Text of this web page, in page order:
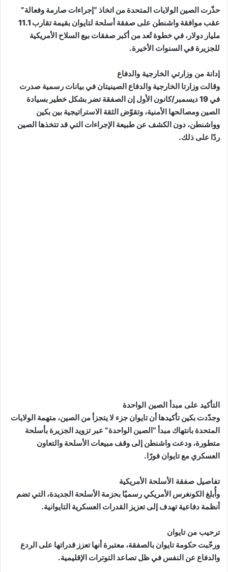
حذّرت الصين الولايات المتحدة من اتخاذ “إجراءات صارمة وفعالة”
عقب موافقة واشنطن على صفقة أسلحة لتايوان بقيمة تقارب 11.1
مليار دولار، في خطوة تُعد من أكبر صفقات بيع السلاح الأمريكية
للجزيرة في السنوات الأخيرة.
إدانة من وزارتي الخارجية والدفاع
وقالت وزارتا الخارجية والدفاع الصينيتان في بيانات رسمية صدرت
في 19 ديسمبر/كانون الأول إن الصفقة تضر بشكل خطير بسيادة
الصين ومصالحها الأمنية، وتقوّض الثقة الاستراتيجية بين بكين
وواشنطن، دون الكشف عن طبيعة الإجراءات التي قد تتخذها الصين
ردًا على ذلك.
التأكيد على مبدأ الصين الواحدة
وجدّدت بكين تأكيدها أن تايوان جزء لا يتجزأ من الصين، متهمة الولايات
المتحدة بانتهاك مبدأ “الصين الواحدة” عبر تزويد الجزيرة بأسلحة
متطورة، ودعت واشنطن إلى وقف مبيعات الأسلحة والتعاون
العسكري مع تايوان فورًا.
تفاصيل صفقة الأسلحة الأمريكية
وأُبلغ الكونغرس الأمريكي رسميًا بحزمة الأسلحة الجديدة، التي تضم
أنظمة دفاعية تهدف إلى تعزيز القدرات العسكرية التايوانية.
ترحيب من تايوان
ورحّبت حكومة تايوان بالصفقة، معتبرة أنها تعزز قدراتها على الردع
والدفاع عن النفس في ظل تصاعد التوترات الإقليمية.